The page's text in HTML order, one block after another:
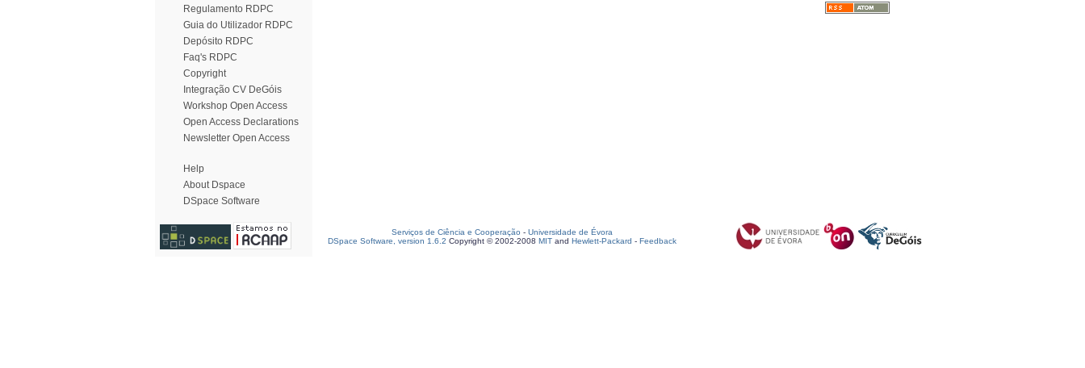
Regulamento RDPC
Guia do Utilizador RDPC
Depósito RDPC
Faq's RDPC
Copyright
Integração CV DeGóis
Workshop Open Access
Open Access Declarations
Newsletter Open Access
Help
About Dspace
DSpace Software
Serviços de Ciência e Cooperação - Universidade de Évora
DSpace Software, version 1.6.2 Copyright © 2002-2008 MIT and Hewlett-Packard - Feedback